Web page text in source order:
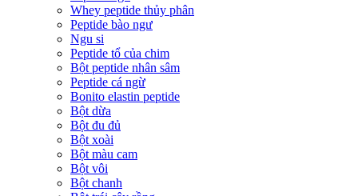
Whey peptide thủy phân
Peptide bào ngư
Ngu si
Peptide tổ của chim
Bột peptide nhân sâm
Peptide cá ngừ
Bonito elastin peptide
Bột dừa
Bột đu đủ
Bột xoài
Bột màu cam
Bột vôi
Bột chanh